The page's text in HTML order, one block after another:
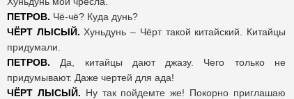
ПЕТРОВ. Чё-чё? Куда дунь?
ЧЁРТ ЛЫСЫЙ. Хуньдунь – Чёрт такой китайский. Китайцы
придумали.
ПЕТРОВ. Да, китайцы дают джазу. Чего только не
придумывают. Даже чертей для ада!
ЧЁРТ ЛЫСЫЙ. Ну так пойдемте же! Покорно приглашаю